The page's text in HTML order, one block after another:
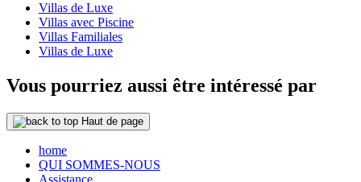
Villas de Luxe
Villas avec Piscine
Villas Familiales
Villas de Luxe
Vous pourriez aussi être intéressé par
Haut de page
home
QUI SOMMES-NOUS
Assistance